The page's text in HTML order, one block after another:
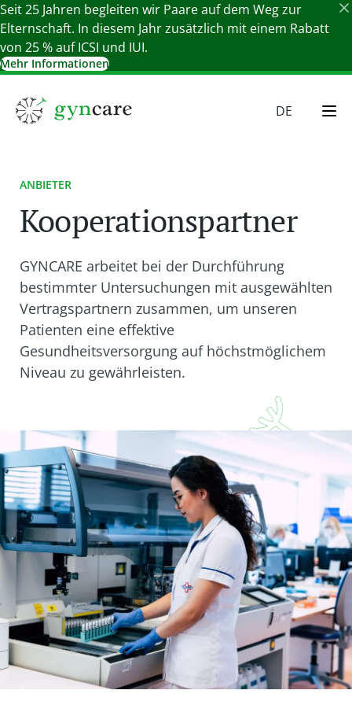
Seit 25 Jahren begleiten wir Paare auf dem Weg zur
Elternschaft. In diesem Jahr zusätzlich mit einem Rabatt
von 25 % auf ICSI und IUI.
Mehr Informationen
DE
SK
ANBIETER
Kooperationspartner
GYNCARE arbeitet bei der Durchführung
bestimmter Untersuchungen mit ausgewählten
Vertragspartnern zusammen, um unseren
Patienten eine effektive
Gesundheitsversorgung auf höchstmöglichem
Niveau zu gewährleisten.